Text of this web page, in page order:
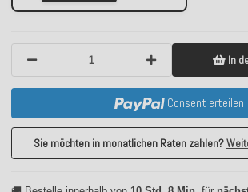
In
Consent erteilen
Sie möchten in monatlichen Raten zahlen?